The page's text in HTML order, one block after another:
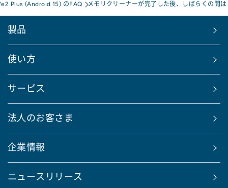
Plus (Android 15) のFAQ メモリクリーナーが完了した後、しばらくの間
製品
使い方
サービス
法人のお客さま
企業情報
ニュースリリース